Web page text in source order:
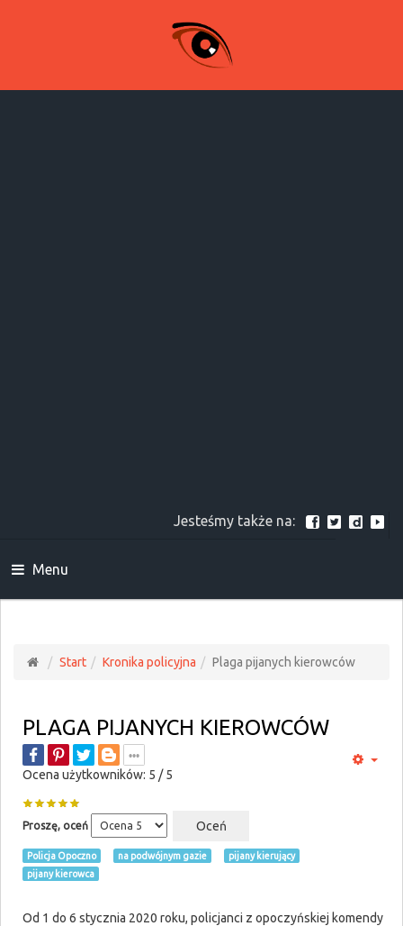
Jesteśmy także na:
Menu
Start Kronika policyjna Plaga pijanych kierowców
PLAGA PIJANYCH KIEROWCÓW
Ocena użytkowników: 5 /5
Proszę, oceń
Policja Opoczno na podwójnym gazie
pijany kierujący
pijany kierowca
Od 1 do 6 stycznia 2020 roku, policjanci z opoczyńskiej komendy